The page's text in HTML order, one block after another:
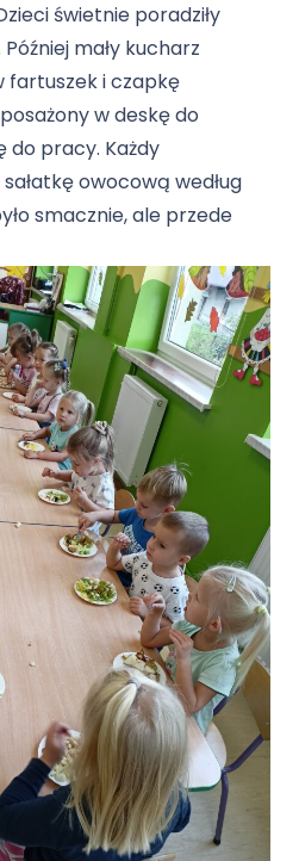
świetnie poradziły
mały kucharz
fartuszek i czapkę
w deskę do
do pracy. Każdy
owocową według
smacznie, ale przede